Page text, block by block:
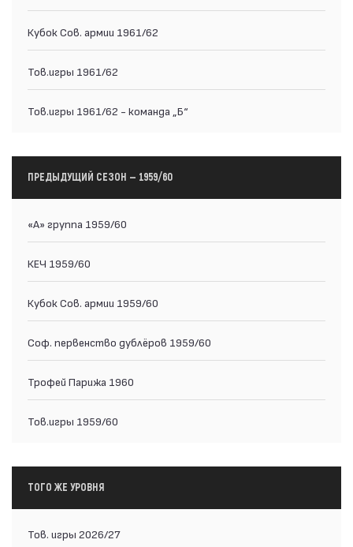
Кубок Сов. армии 1961/62
Тов.игры 1961/62
Тов.игры 1961/62 - команда „Б“
ПРЕДЫДУЩИЙ СЕЗОН — 1959/60
«А» группа 1959/60
КЕЧ 1959/60
Кубок Сов. армии 1959/60
Соф. первенство дублёров 1959/60
Трофей Парижа 1960
Тов.игры 1959/60
ТОГО ЖЕ УРОВНЯ
Тов. игры 2026/27